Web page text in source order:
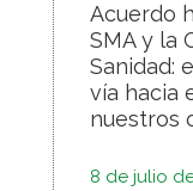
Acuerdo
SMA y la
Sanidad:
vía hacia
nuestros
8 de julio